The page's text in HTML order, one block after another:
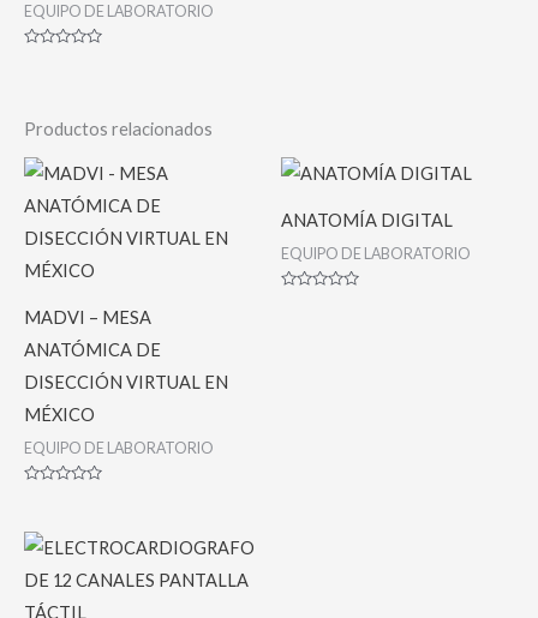
EQUIPO DE LABORATORIO
Productos relacionados
MADVI – MESA
ANATÓMICA DE
DISECCIÓN VIRTUAL EN
MÉXICO
EQUIPO DE LABORATORIO
de
5
ANATOMÍA DIGITAL
EQUIPO DE LABORATORIO